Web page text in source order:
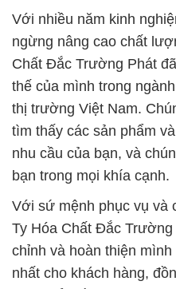
Với nhiều năm kinh
ngừng nâng cao chất
Chất Đắc Trường Phát
thế của mình trong
thị trường Việt Nam.
tìm thấy các sản phẩm
nhu cầu của bạn, và
bạn trong mọi khía cạnh.
Với sứ mệnh phục vụ và
Ty Hóa Chất Đắc
chỉnh và hoàn thiện
nhất cho khách hàng,